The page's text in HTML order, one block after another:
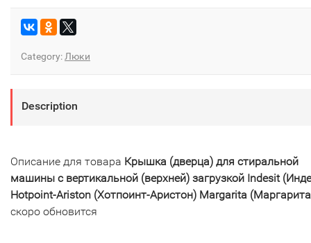
Category: Люки
Description
Описание для товара Крышка (дверца) для стиральной
машины с вертикальной (верхней) загрузкой Indesit
Hotpoint-Ariston (Хотпоинт-Аристон) Margarita
скоро обновится